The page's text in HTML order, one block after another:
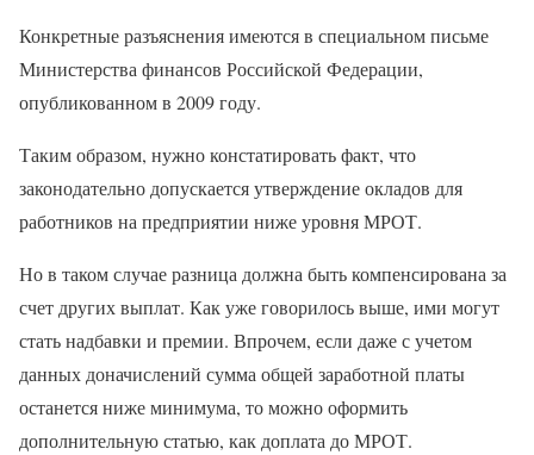
Конкретные разъяснения имеются в специальном письме
Министерства финансов Российской Федерации,
опубликованном в 2009 году.
Таким образом, нужно констатировать факт, что
законодательно допускается утверждение окладов для
работников на предприятии ниже уровня МРОТ.
Но в таком случае разница должна быть компенсирована за
счет других выплат. Как уже говорилось выше, ими могут
стать надбавки и премии. Впрочем, если даже с учетом
данных доначислений сумма общей заработной платы
останется ниже минимума, то можно оформить
дополнительную статью, как доплата до МРОТ.